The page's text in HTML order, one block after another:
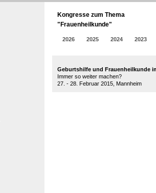
Kongresse zum Thema
"Frauenheilkunde"
2026 2025 2024 2023
Geburtshilfe und Frauenheilkunde
Immer so weiter machen?
27. - 28. Februar 2015, Mannheim